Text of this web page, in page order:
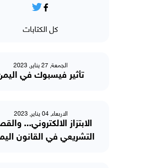
كل الكتابات
الجمعة, 27 يناير, 2023
تأثير فيسبوك في
الاربعاء, 04 يناير, 2023
الابتزاز الالكتروني...
التشريعي في القانون